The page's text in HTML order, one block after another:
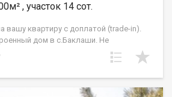
, участок 14 сот.
вашу квартиру с доплатой (trade-in).
дом в с.Баклаши. Не
Дом: Планировка: 3 раздельные
санузел. Монолитная плита,
Канализация - септик. Санфаянс,